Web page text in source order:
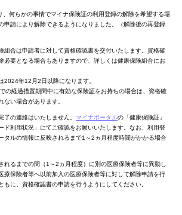
何らかの事情でマイナ保険証の利用登録の解除を希望する場
申請により解除できるようになりました。（解除後の再登録
組合は申請者に対して資格確認書を交付いたします。資格確
必要となる場合もありますので、詳しくは健康保険組合にお
2024年12月2日以降になります。
の経過措置期間中に有効な保険証をお持ちの場合は、資格確
ない場合があります。
了の連絡はいたしません。 マイナポータルの「健康保険証」
ド利用状況」にてご確認をお願いいたします。なお、利用登
タルの情報に反映されるまで1～2ヵ月程度時間がかかる場合
れるまでの間（1～2ヵ月程度）に別の医療保険者等に異動し
療保険者等へ以前加入の医療保険者等に対して解除申請を行
もに、資格確認書の申請を行うようにしてください。